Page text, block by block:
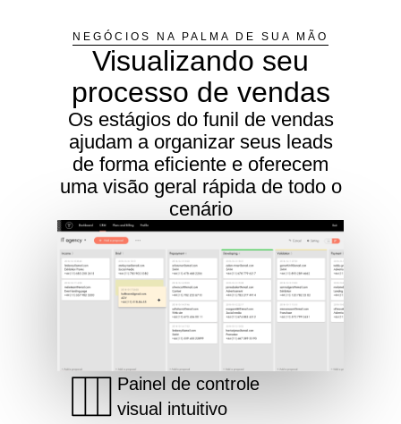
NEGÓCIOS NA PALMA DE SUA MÃO
Visualizando seu
processo de vendas
Os estágios do funil de vendas
ajudam a organizar seus leads
de forma eficiente e oferecem
uma visão geral rápida de todo o
cenário
Painel de controle
visual intuitivo